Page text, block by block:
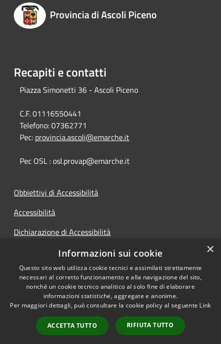
Provincia di Ascoli Piceno
Recapiti e contatti
Piazza Simonetti 36 - Ascoli Piceno
C.F. 01116550441
Telefono:07362771
Pec: provincia.ascoli@emarche.it
Pec OSL : osl.provap@emarche.it
Obbiettivi di Accessibilità
Accessibilità
Dichiarazione di Accessibilità
Accesso Civico
Accessibilità
Copyright © 2026 • Provincia di
Ascoli Piceno • Powered by
Municipium•
Accesso
redazione
×
Informazioni sui cookie
Questo sito web utilizza cookie tecnici e assimilati strettamente
necessari al corretto funzionamento e alla navigazione del sito,
nonché un cookie tecnico analitico al solo fine di elaborare
informazioni statistiche, aggregate e anonime.
Per maggiori dettagli, può consultare la cookie policy al seguente Link
ACCETTA TUTTO RIFIUTA TUTTO